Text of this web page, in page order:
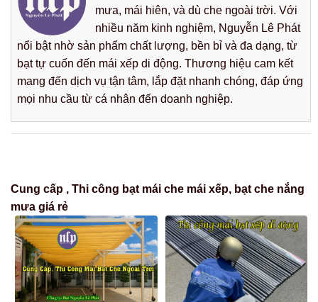
mưa, mái hiên, và dù che ngoài trời. Với
nhiều năm kinh nghiệm, Nguyễn Lê Phát
nổi bật nhờ sản phẩm chất lượng, bền bỉ và đa dạng, từ
bạt tự cuốn đến mái xếp di động. Thương hiệu cam kết
mang đến dịch vụ tận tâm, lắp đặt nhanh chóng, đáp ứng
mọi nhu cầu từ cá nhân đến doanh nghiệp.
Cung cấp , Thi công bạt mái che mái xếp, bạt che nắng
mưa giá rẻ